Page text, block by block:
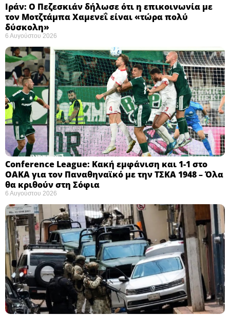
Ιράν: Ο Πεζεσκιάν δήλωσε ότι η επικοινωνία με
τον Μοτζτάμπα Χαμενεΐ είναι «τώρα πολύ
δύσκολη» ​
6 Αυγούστου 2026
Conference League: Κακή εμφάνιση και 1-1 στο
ΟΑΚΑ για τον Παναθηναϊκό με την ΤΣΚΑ 1948 – Όλα
θα κριθούν στη Σόφια ​
6 Αυγούστου 2026